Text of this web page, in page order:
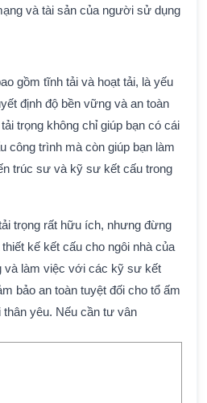
và tài sản của người sử dụng
gồm tĩnh tải và hoạt tải, là yếu
định độ bền vững và an toàn
trọng không chỉ giúp bạn có cái
công trình mà còn giúp bạn làm
trúc sư và kỹ sư kết cấu trong
trọng rất hữu ích, nhưng đừng
kế kết cấu cho ngôi nhà của
và làm việc với các kỹ sư kết
bảo an toàn tuyệt đối cho tổ ấm
yêu. Nếu cần tư vân